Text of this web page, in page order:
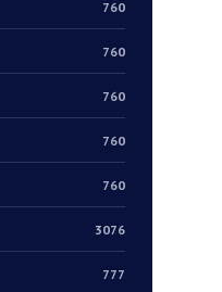
760
760
760
760
760
3076
777